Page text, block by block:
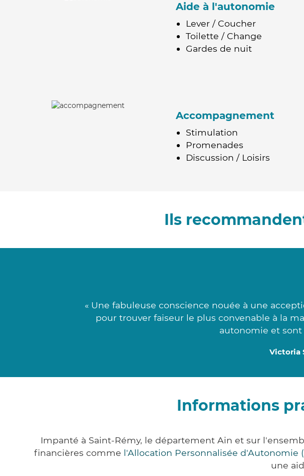
Aide à l'autonomie
Lever / Coucher
Toilette / Change
Gardes de nuit
Accompagnement
Stimulation
Promenades
Discussion / Loisirs
Ils
« Une fabuleuse conscience nouée à une
pour trouver faiseur le plus convenable à la
autonomie et sont
Victoria
Informations
Impanté à Saint-Rémy, le département Ain et sur
financières comme l'Allocation Personnalisée d'Autonomie
une